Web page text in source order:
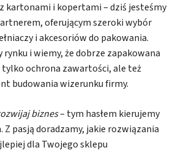
kartonami i kopertami – dziś jesteśmy
oferującym szeroki wybór
i akcesoriów do pakowania.
i wiemy, że dobrze zapakowana
tylko ochrona zawartości, ale też
budowania wizerunku firmy.
biznes– tym hasłem kierujemy
Z pasją doradzamy, jakie rozwiązania
dla Twojego sklepu